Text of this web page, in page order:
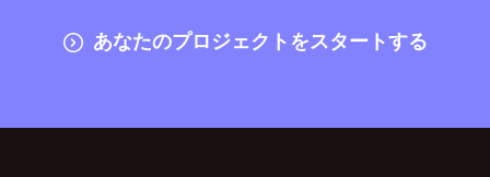
あなたのプロジェクトをスタートする